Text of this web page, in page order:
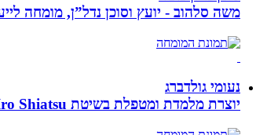
משה סלהוב - יועץ וסוכן נדל”ן, מומחה
נעומי גולדברג
יוצרת מלמדת ומטפלת בשיטת Iro Shiatsu